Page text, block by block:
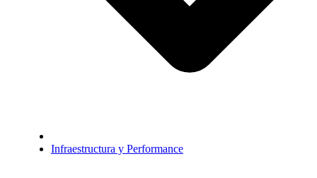
Infraestructura y Performance